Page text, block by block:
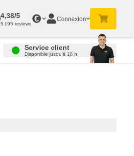
4,38/5
5 195 reviews
€ Connexion
Service client
Disponible jusqu'à 18 h